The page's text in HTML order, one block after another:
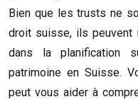
Bien que les trusts ne
droit suisse, ils peuvent
dans la planification
patrimoine en Suisse.
peut vous aider à